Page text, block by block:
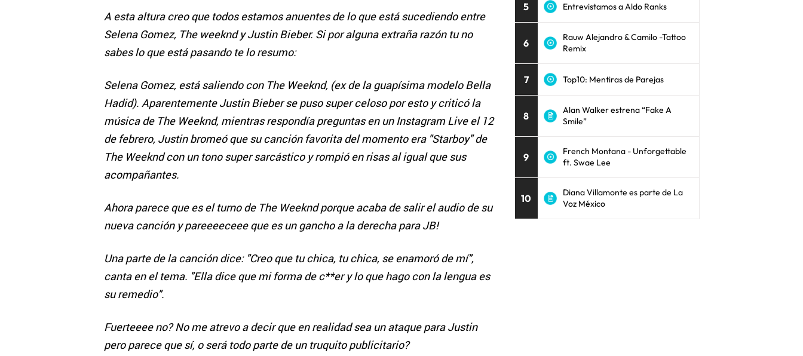
A esta altura creo que todos estamos anuentes de lo que está sucediendo entre
Selena Gomez, The weeknd y Justin Bieber. Si por alguna extraña razón tu no
sabes lo que está pasando te lo resumo:
Selena Gomez, está saliendo con The Weeknd, (ex de la guapísima modelo Bella
Hadid). Aparentemente Justin Bieber se puso super celoso por esto y criticó la
música de The Weeknd, mientras respondía preguntas en un Instagram Live el 12
de febrero, Justin bromeó que su canción favorita del momento era "Starboy" de
The Weeknd con un tono super sarcástico y rompió en risas al igual que sus
acompañantes.
Ahora parece que es el turno de The Weeknd porque acaba de salir el audio de su
nueva canción y pareeeeceee que es un gancho a la derecha para JB!
Una parte de la canción dice: "Creo que tu chica, tu chica, se enamoró de mí",
canta en el tema. "Ella dice que mi forma de c**er y lo que hago con la lengua es
su remedio".
Fuerteeee no? No me atrevo a decir que en realidad sea un ataque para Justin
pero parece que sí, o será todo parte de un truquito publicitario?
5 Entrevistamos a Aldo Ranks
6
Rauw Alejandro & Camilo -Tattoo
Remix
7 Top10: Mentiras de Parejas
8
Alan Walker estrena “Fake A
Smile”
9
French Montana - Unforgettable
ft. Swae Lee
10
Diana Villamonte es parte de La
Voz México